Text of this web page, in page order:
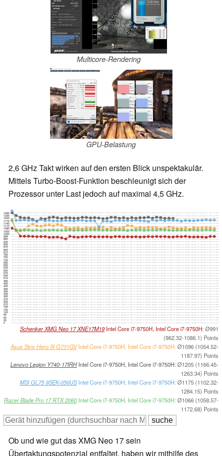
Multicore-Rendering
GPU-Belastung
2,6 GHz Takt wirken auf den ersten Blick unspektakulär.
Mittels Turbo-Boost-Funktion beschleunigt sich der
Prozessor unter Last jedoch auf maximal 4,5 GHz.
0
30
60
90
120
150
180
210
240
270
300
330
360
390
420
450
480
510
540
570
600
630
660
690
720
750
780
810
840
870
900
930
960
990
1020
1050
1080
1110
1140
1170
1200
1230
1260
Schenker XMG Neo 17 XNE17M19 Intel Core i7-9750H, Intel Core i7-9750H:Ø991
(962.32-1086.1) Points
Asus Strix Hero III G731GVIntel Core i7-9750H, Intel Core i7-9750H:Ø1096 (1054.52-
1187.97) Points
Lenovo Legion Y740-17IRHIntel Core i7-9750H, Intel Core i7-9750H: Ø1205 (1166.45-
1263.34) Points
MSI GL75 9SEK-056USIntel Core i7-9750H, Intel Core i7-9750H: Ø1175 (1102.32-
1284.15) Points
Razer Blade Pro 17 RTX 2060 Intel Core i7-9750H, Intel Core i7-9750H: Ø1066 (1058.57-
1172.68) Points
Ob und wie gut das XMG Neo 17 sein
Übertaktungspotenzial entfaltet, haben wir mithilfe des